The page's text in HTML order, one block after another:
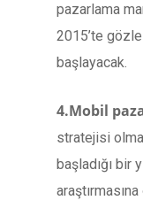
pazarlama
2015’te
başlayacak.
4.Mobil
stratejisi
başladığı bir